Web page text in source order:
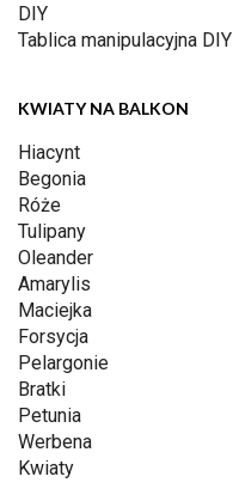
DIY
Tablica manipulacyjna DIY
KWIATY NA BALKON
Hiacynt
Begonia
Róże
Tulipany
Oleander
Amarylis
Maciejka
Forsycja
Pelargonie
Bratki
Petunia
Werbena
Kwiaty